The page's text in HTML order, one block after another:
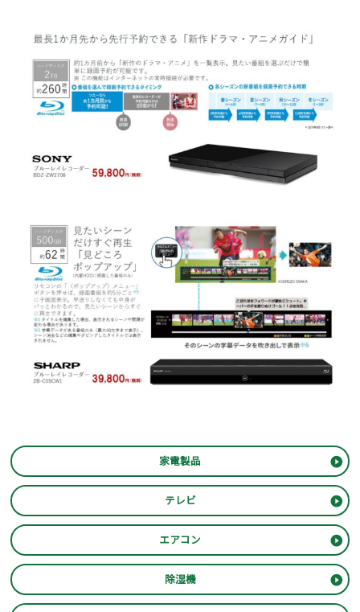
家電製品
テレビ
エアコン
除湿機